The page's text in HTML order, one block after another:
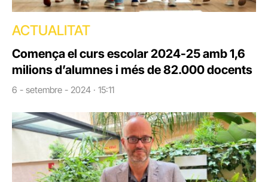
ACTUALITAT
Comença el curs escolar 2024-25 amb 1,6
milions d’alumnes i més de 82.000 docents
6 - setembre - 2024 · 15:11